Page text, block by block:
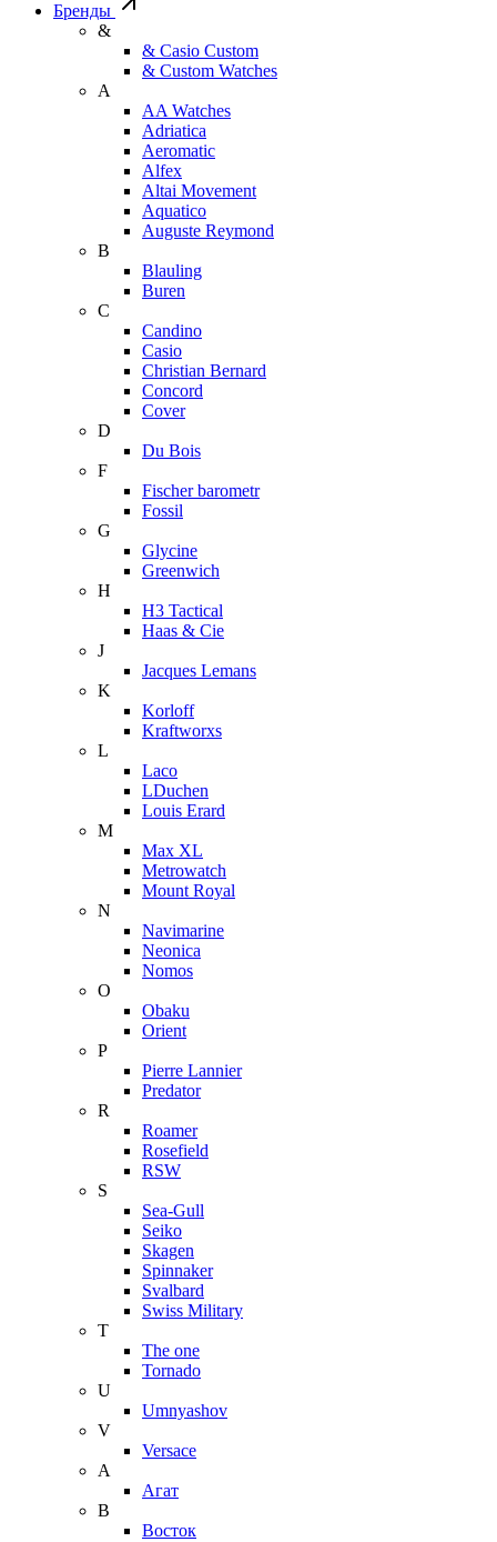
Бренды
&
& Casio Custom
& Custom Watches
A
AA Watches
Adriatica
Aeromatic
Alfex
Altai Movement
Aquatico
Auguste Reymond
B
Blauling
Buren
C
Candino
Casio
Christian Bernard
Concord
Cover
D
Du Bois
F
Fischer barometr
Fossil
G
Glycine
Greenwich
H
H3 Tactical
Haas & Cie
J
Jacques Lemans
K
Korloff
Kraftworxs
L
Laco
LDuchen
Louis Erard
M
Max XL
Metrowatch
Mount Royal
N
Navimarine
Neonica
Nomos
O
Obaku
Orient
P
Pierre Lannier
Predator
R
Roamer
Rosefield
RSW
S
Sea-Gull
Seiko
Skagen
Spinnaker
Svalbard
Swiss Military
T
The one
Tornado
U
Umnyashov
V
Versace
А
Агат
В
Восток